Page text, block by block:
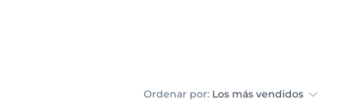
Ordenar por: Los más vendidos